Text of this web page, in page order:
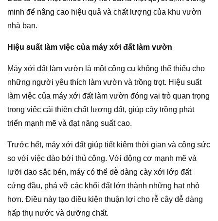
minh để nâng cao hiệu quả và chất lượng của khu vườn
nhà bạn.
Hiệu suất làm việc của máy xới đất làm vườn
Máy xới đất làm vườn là một công cụ không thể thiếu cho
những người yêu thích làm vườn và trồng trọt. Hiệu suất
làm việc của máy xới đất làm vườn đóng vai trò quan trọng
trong việc cải thiện chất lượng đất, giúp cây trồng phát
triển mạnh mẽ và đạt năng suất cao.
Trước hết, máy xới đất giúp tiết kiệm thời gian và công sức
so với việc đào bới thủ công. Với động cơ mạnh mẽ và
lưỡi dao sắc bén, máy có thể dễ dàng cày xới lớp đất
cứng đầu, phá vỡ các khối đất lớn thành những hạt nhỏ
hơn. Điều này tạo điều kiện thuận lợi cho rễ cây dễ dàng
hấp thụ nước và dưỡng chất.